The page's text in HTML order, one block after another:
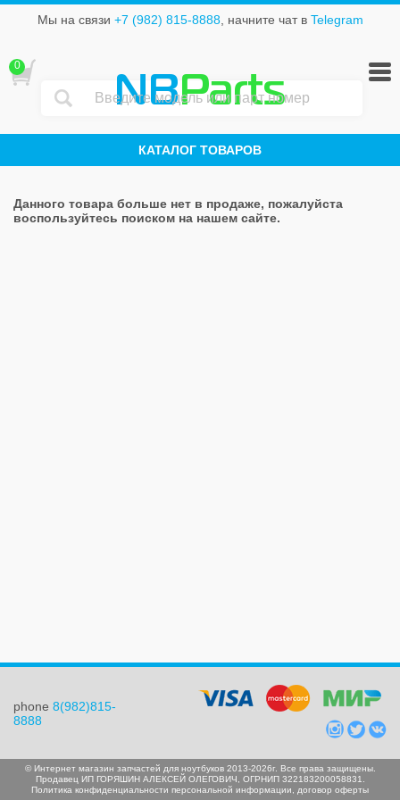
Мы на связи +7 (982) 815-8888, начните чат в Telegram
NBParts
КАТАЛОГ ТОВАРОВ
0
Данного товара больше нет в продаже, пожалуйста
воспользуйтесь поиском на нашем сайте.
phone 8(982)815-
8888
© Интернет магазин запчастей для ноутбуков 2013-2026г. Все права защищены.
Продавец ИП ГОРЯШИН АЛЕКСЕЙ ОЛЕГОВИЧ, ОГРНИП 322183200058831.
Политика конфиденциальности персональной информации
договор оферты